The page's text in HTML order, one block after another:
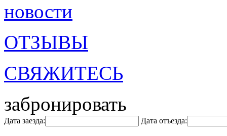
новости
ОТЗЫВЫ
СВЯЖИТЕСЬ
забронировать
Дата заезда: Дата отъезда: